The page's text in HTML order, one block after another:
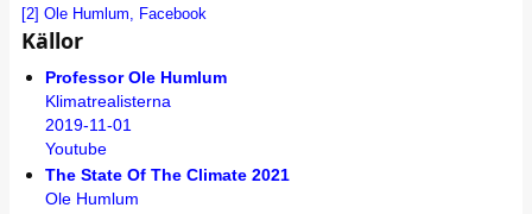
[2] Ole Humlum, Facebook
Källor
Professor Ole Humlum
Klimatrealisterna
2019-11-01
Youtube
The State Of The Climate 2021
Ole Humlum